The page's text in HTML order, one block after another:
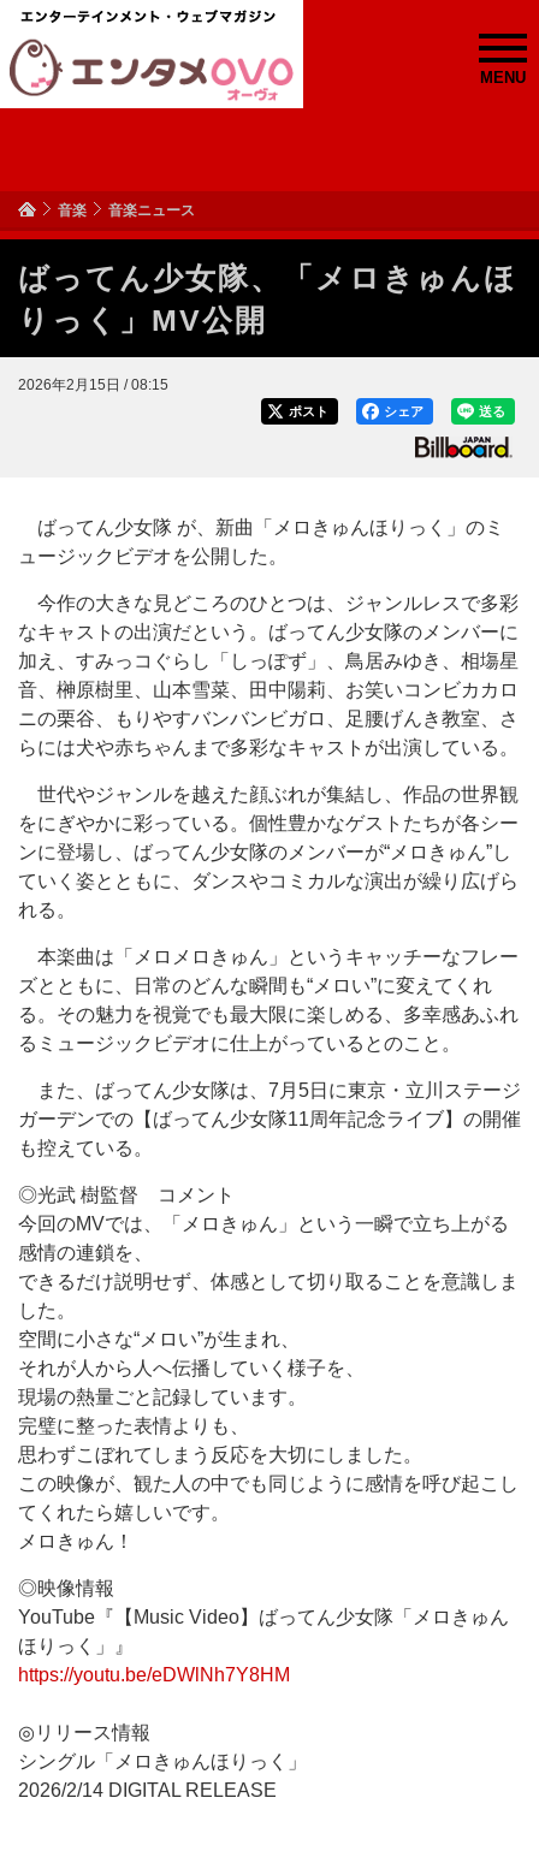
MENU
音楽 音楽ニュース
ばってん少女隊、「メロきゅんほ
りっく」MV公開
2026年2月15日 / 08:15
送る
シェア
ポスト
ばってん少女隊 が、新曲「メロきゅんほりっく」のミ
ュージックビデオを公開した。
今作の大きな見どころのひとつは、ジャンルレスで多彩
なキャストの出演だという。ばってん少女隊のメンバーに
加え、すみっコぐらし「しっぽず」、鳥居みゆき、相塲星
音、榊原樹里、山本雪菜、田中陽莉、お笑いコンビカカロ
ニの栗谷、もりやすバンバンビガロ、足腰げんき教室、さ
らには犬や赤ちゃんまで多彩なキャストが出演している。
世代やジャンルを越えた顔ぶれが集結し、作品の世界観
をにぎやかに彩っている。個性豊かなゲストたちが各シー
ンに登場し、ばってん少女隊のメンバーが“メロきゅん”し
ていく姿とともに、ダンスやコミカルな演出が繰り広げら
れる。
本楽曲は「メロメロきゅん」というキャッチーなフレー
ズとともに、日常のどんな瞬間も“メロい”に変えてくれ
る。その魅力を視覚でも最大限に楽しめる、多幸感あふれ
るミュージックビデオに仕上がっているとのこと。
また、ばってん少女隊は、7月5日に東京・立川ステージ
ガーデンでの【ばってん少女隊11周年記念ライブ】の開催
も控えている。
◎光武 樹監督 コメント
今回のMVでは、「メロきゅん」という一瞬で立ち上がる
感情の連鎖を、
できるだけ説明せず、体感として切り取ることを意識しま
した。
空間に小さな“メロい”が生まれ、
それが人から人へ伝播していく様子を、
現場の熱量ごと記録しています。
完璧に整った表情よりも、
思わずこぼれてしまう反応を大切にしました。
この映像が、観た人の中でも同じように感情を呼び起こし
てくれたら嬉しいです。
メロきゅん！
◎映像情報
YouTube『【Music Video】ばってん少女隊「メロきゅん
ほりっく」』
https://youtu.be/eDWlNh7Y8HM
◎リリース情報
シングル「メロきゅんほりっく」
2026/2/14 DIGITAL RELEASE